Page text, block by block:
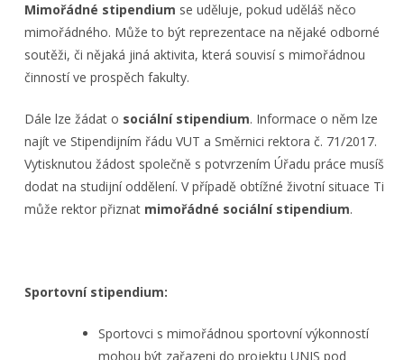
Mimořádné stipendium se uděluje, pokud uděláš něco
mimořádného. Může to být reprezentace na nějaké odborné
soutěži, či nějaká jiná aktivita, která souvisí s mimořádnou
činností ve prospěch fakulty.
Dále lze žádat o sociální stipendium. Informace o něm lze
najít ve Stipendijním řádu VUT a Směrnici rektora č. 71/2017.
Vytisknutou žádost společně s potvrzením Úřadu práce musíš
dodat na studijní oddělení. V případě obtížné životní situace Ti
může rektor přiznat mimořádné sociální stipendium.
Sportovní stipendium:
Sportovci s mimořádnou sportovní výkonností
mohou být zařazeni do projektu UNIS pod